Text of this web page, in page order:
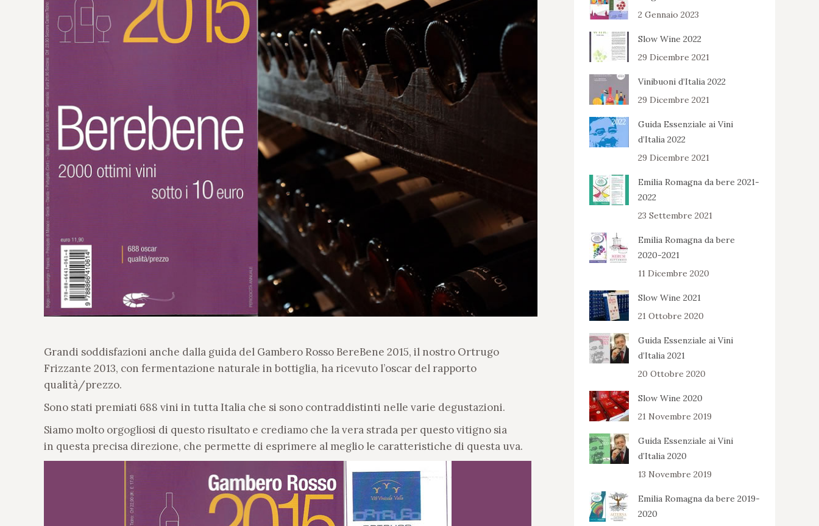
Grandi soddisfazioni anche dalla guida del Gambero Rosso BereBene 2015, il nostro Ortrugo
Frizzante 2013, con fermentazione naturale in bottiglia, ha ricevuto l’oscar del rapporto
qualità/prezzo.
Sono stati premiati 688 vini in tutta Italia che si sono contraddistinti nelle varie degustazioni.
Siamo molto orgogliosi di questo risultato e crediamo che la vera strada per questo vitigno sia
in questa precisa direzione, che permette di esprimere al meglio le caratteristiche di questa uva.
2 Gennaio 2023
Slow Wine 2022
29 Dicembre 2021
Vinibuoni d’Italia 2022
29 Dicembre 2021
Guida Essenziale ai Vini
d’Italia 2022
29 Dicembre 2021
Emilia Romagna da bere 2021-
2022
23 Settembre 2021
Emilia Romagna da bere
2020-2021
11 Dicembre 2020
Slow Wine 2021
21 Ottobre 2020
Guida Essenziale ai Vini
d’Italia 2021
20 Ottobre 2020
Slow Wine 2020
21 Novembre 2019
Guida Essenziale ai Vini
d’Italia 2020
13 Novembre 2019
Emilia Romagna da bere 2019-
2020